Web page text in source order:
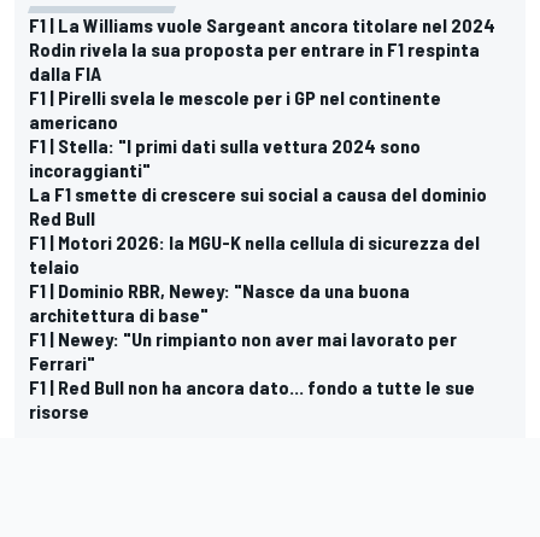
F1 | La Williams vuole Sargeant ancora titolare nel 2024
Rodin rivela la sua proposta per entrare in F1 respinta
dalla FIA
F1 | Pirelli svela le mescole per i GP nel continente
americano
F1 | Stella: "I primi dati sulla vettura 2024 sono
incoraggianti"
La F1 smette di crescere sui social a causa del dominio
Red Bull
F1 | Motori 2026: la MGU-K nella cellula di sicurezza del
telaio
F1 | Dominio RBR, Newey: "Nasce da una buona
architettura di base"
F1 | Newey: "Un rimpianto non aver mai lavorato per
Ferrari"
F1 | Red Bull non ha ancora dato... fondo a tutte le sue
risorse